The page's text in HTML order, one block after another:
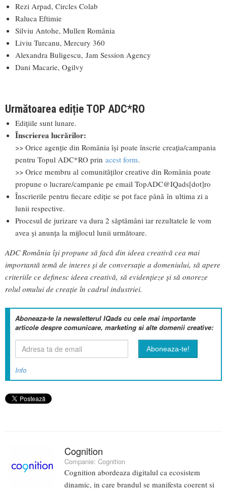
Rezi Arpad, Circles Colab
Raluca Eftimie
Silviu Antohe, Mullen România
Liviu Turcanu, Mercury 360
Alexandra Buligescu, Jam Session Agency
Dani Macarie, Ogilvy
Următoarea ediție TOP ADC*RO
Edițiile sunt lunare.
Înscrierea lucrărilor:
>> Orice agenție din România își poate înscrie creația/campania
pentru Topul ADC*RO prin acest form.
>> Orice membru al comunităților creative din România poate
propune o lucrare/campanie pe email TopADC@IQads[dot]ro
Înscrierile pentru fiecare ediție se pot face până în ultima zi a
lunii respective.
Procesul de jurizare va dura 2 săptămâni iar rezultatele le vom
avea și anunța la mijlocul lunii următoare.
ADC România îşi propune să facă din ideea creativă cea mai
importantă temă de interes şi de conversaţie a domeniului, să apere
criteriile ce definesc ideea creativă, să evidenţieze şi să onoreze
rolul omului de creaţie în cadrul industriei.
Aboneaza-te la newsletterul IQads cu cele mai importante
articole despre comunicare, marketing si alte domenii creative:
Info
Cognition
Companie: Cognition
Cognition abordeaza digitalul ca ecosistem
dinamic, in care brandul se manifesta coerent si